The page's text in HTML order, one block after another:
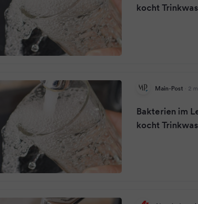
kocht
Main-Post · 2
Bakterien im
kocht